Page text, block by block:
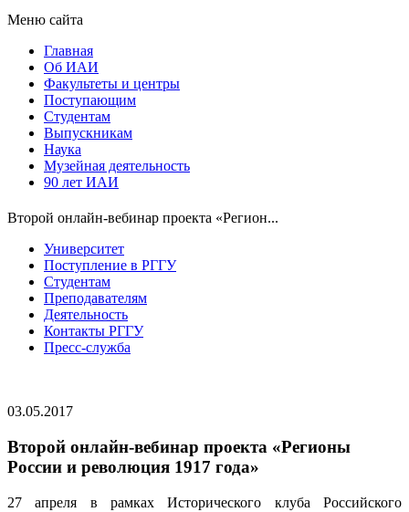
Меню сайта
Главная
Об ИАИ
Факультеты и центры
Поступающим
Студентам
Выпускникам
Наука
Музейная деятельность
90 лет ИАИ
Второй онлайн-вебинар проекта «Регион...
Университет
Поступление в РГГУ
Студентам
Преподавателям
Деятельность
Контакты РГГУ
Пресс-служба
03.05.2017
Второй онлайн-вебинар проекта «Регионы
России и революция 1917 года»
27 апреля в рамках Исторического клуба Российского